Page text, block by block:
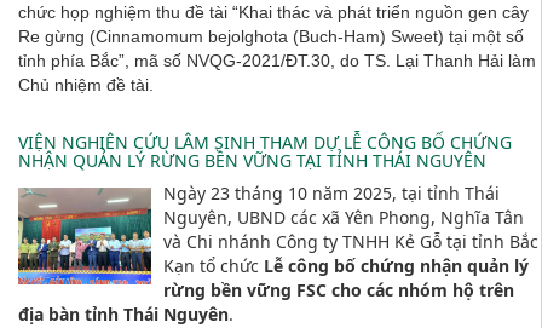
chức họp nghiệm thu đề tài “Khai thác và phát triển nguồn gen cây
Re gừng (Cinnamomum bejolghota (Buch-Ham) Sweet) tại một số
tỉnh phía Bắc”, mã số NVQG-2021/ĐT.30, do TS. Lại Thanh Hải làm
Chủ nhiệm đề tài.
VIỆN NGHIÊN CỨU LÂM SINH THAM DỰ LỄ CÔNG BỐ CHỨNG
NHẬN QUẢN LÝ RỪNG BỀN VỮNG TẠI TỈNH THÁI NGUYÊN
Ngày 23 tháng 10 năm 2025, tại tỉnh Thái
Nguyên, UBND các xã Yên Phong, Nghĩa Tân
và Chi nhánh Công ty TNHH Kẻ Gỗ tại tỉnh Bắc
Kạn tổ chức Lễ công bố chứng nhận quản lý
rừng bền vững FSC cho các nhóm hộ trên
địa bàn tỉnh Thái Nguyên.